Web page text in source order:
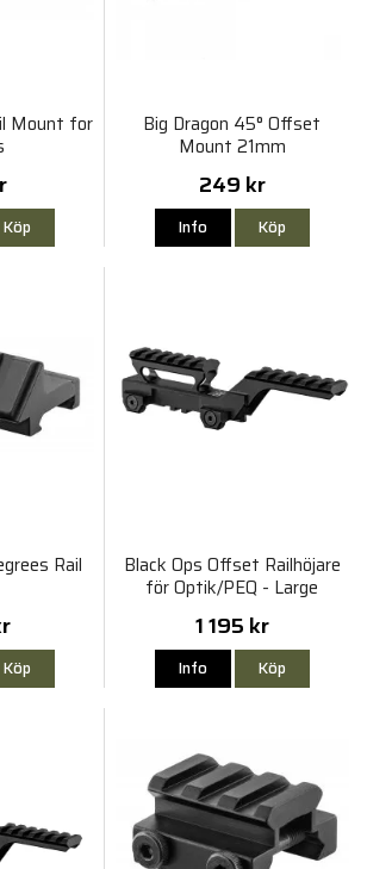
Mount for
Köp
Big Dragon 45° Offset
Mount 21mm
Weaver/Picatinny
249 kr
Info Köp
Rail
Köp
Black Ops Offset Railhöjare
för Optik/PEQ - Large
1 195 kr
Info Köp